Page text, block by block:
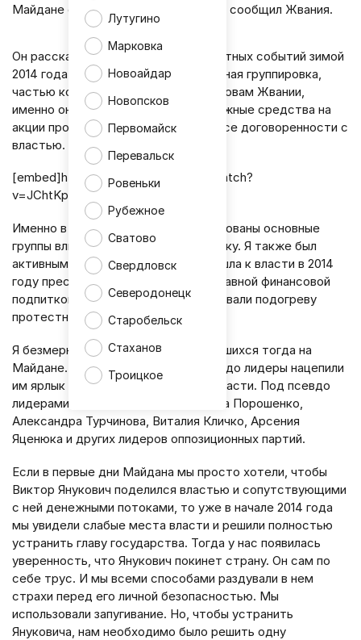
Лутугино
Марковка
Новоайдар
Новопсков
Первомайск
Перевальск
Ровеньки
Рубежное
Сватово
Свердловск
Северодонецк
Старобельск
Стаханов
Троицкое
Майдане с целью захвата власти», - сообщил Жвания.
Он рассказал, что после всем известных событий зимой
2014 года власть захватила преступная группировка,
частью которой он сам и был. По словам Жвании,
именно она выделяла немалые денежные средства на
акции протестов и сводила на нет все договоренности с
властью.
[embed]https://www.youtube.com/watch?
v=JChtKpaulOs[/embed]
Именно в тот период были сформированы основные
группы влияния на нынешнюю политику. Я также был
активным членом ОПГ, которая пришла к власти в 2014
году преступным путем. Мы были главной финансовой
подпиткой Майдана, мы способствовали подогреву
протестных настроений в СМИ.
Я безмерно уважаю людей, находившихся тогда на
Майдане. Они не виноваты, что псевдо лидеры нацепили
им ярлык массовки для прихода к власти. Под псевдо
лидерами я имею в виду себя, Петра Порошенко,
Александра Турчинова, Виталия Кличко, Арсения
Яценюка и других лидеров оппозиционных партий.
Если в первые дни Майдана мы просто хотели, чтобы
Виктор Янукович поделился властью и сопутствующими
с ней денежными потоками, то уже в начале 2014 года
мы увидели слабые места власти и решили полностью
устранить главу государства. Тогда у нас появилась
уверенность, что Янукович покинет страну. Он сам по
себе трус. И мы всеми способами раздували в нем
страхи перед его личной безопасностью. Мы
использовали запугивание. Но, чтобы устранить
Януковича, нам необходимо было решить одну